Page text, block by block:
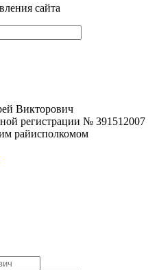
сайта
Викторович
регистрации № 391512007
райисполкомом